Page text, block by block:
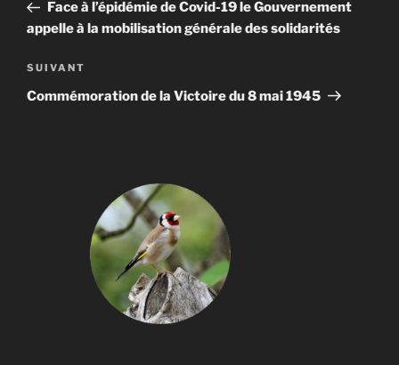
l’article
Face à l’épidémie de Covid-19 le Gouvernement
appelle à la mobilisation générale des solidarités
Article
suivant
SUIVANT
Commémoration de la Victoire du 8 mai 1945